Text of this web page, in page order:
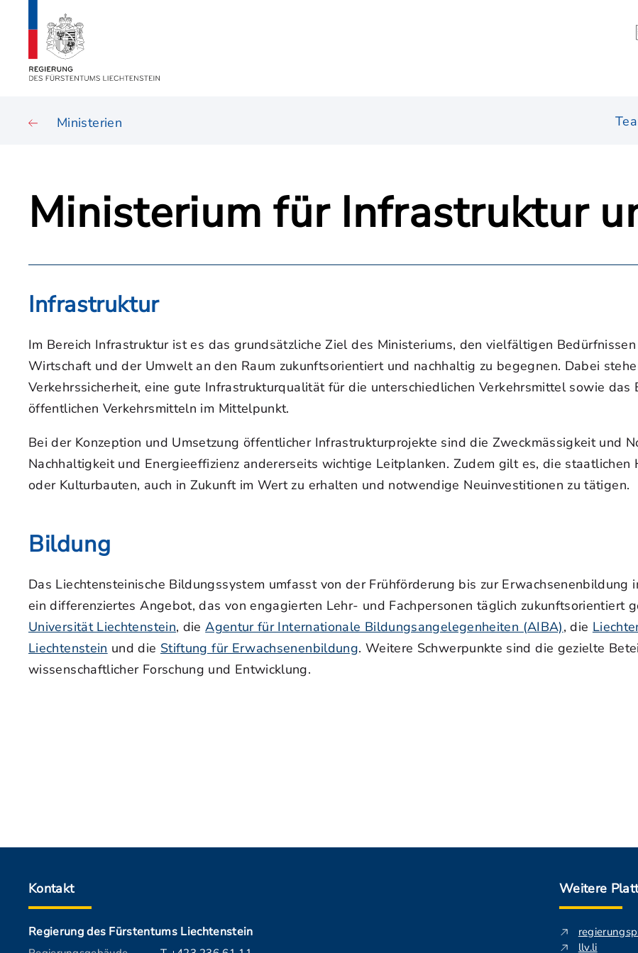
Ministerien
Ministerium für Infrastruktur
Infrastruktur
Im Bereich Infrastruktur ist es das grundsätzliche Ziel des Ministeriums, den vielfältigen
Wirtschaft und der Umwelt an den Raum zukunftsorientiert und nachhaltig zu begegnen. Dabei
Verkehrssicherheit, eine gute Infrastrukturqualität für die unterschiedlichen Verkehrsmittel sowie
öffentlichen Verkehrsmitteln im Mittelpunkt.
Bei der Konzeption und Umsetzung öffentlicher Infrastrukturprojekte sind die Zweckmässigkeit und
Nachhaltigkeit und Energieeffizienz andererseits wichtige Leitplanken. Zudem gilt es, die
oder Kulturbauten, auch in Zukunft im Wert zu erhalten und notwendige Neuinvestitionen zu tätigen.
Bildung
Das Liechtensteinische Bildungssystem umfasst von der Frühförderung bis zur
ein differenziertes Angebot, das von engagierten Lehr- und Fachpersonen täglich zukunftsorientiert
Universität Liechtenstein, dieAgentur für Internationale Bildungsangelegenheiten (AIBA), die
Liechtenstein und die Stiftung für Erwachsenenbildung. Weitere Schwerpunkte sind die gezielte
wissenschaftlicher Forschung und Entwicklung.
Kontakt
Regierung des Fürstentums Liechtenstein
Weitere
llv.li